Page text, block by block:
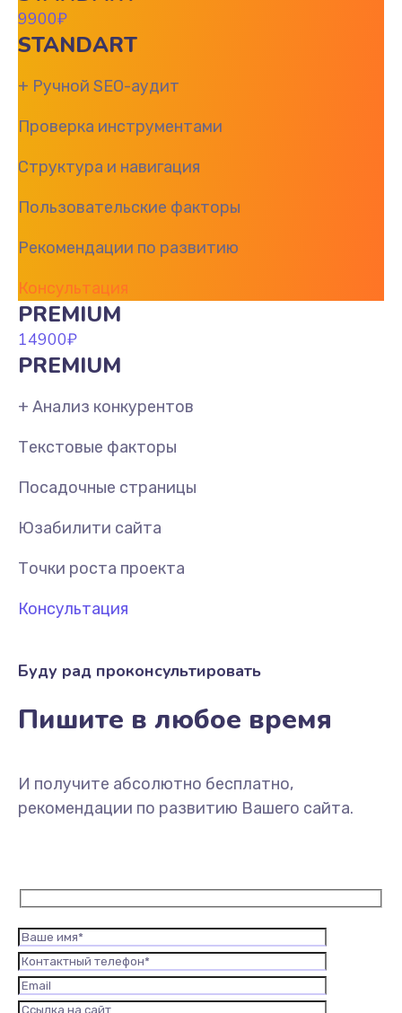
9900₽
STANDART
+ Ручной SEO-аудит
Проверка инструментами
Структура и навигация
Пользовательские факторы
Рекомендации по развитию
Консультация
PREMIUM
14900₽
PREMIUM
+ Анализ конкурентов
Текстовые факторы
Посадочные страницы
Юзабилити сайта
Точки роста проекта
Консультация
Буду рад проконсультировать
Пишите в любое время
И получите абсолютно бесплатно,
рекомендации по развитию Вашего сайта.